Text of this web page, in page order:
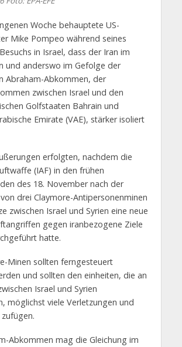
Woche behauptete US-
Mike Pompeo während seines
in Israel, dass der Iran im
und anderswo im Gefolge der
Abraham-Abkommen, der
zwischen Israel und den
Golfstaaten Bahrain und
Emirate (VAE), stärker isoliert
erfolgten, nachdem die
(IAF) in den frühen
des 18. November nach der
drei Claymore-Antipersonenminen
zwischen Israel und Syrien eine neue
gegen iranbezogene Ziele
hatte.
Minen sollten ferngesteuert
und sollten den einheiten, die an
Israel und Syrien
möglichst viele Verletzungen und
Abkommen mag die Gleichung im